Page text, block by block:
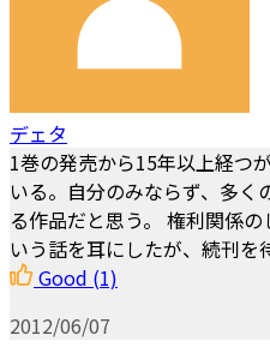
デェタ
1巻の発売から15年以上経つ
いる。自分のみならず、多
る作品だと思う。 権利関係
いう話を耳にしたが、続刊を
Good (1)
2012/06/07